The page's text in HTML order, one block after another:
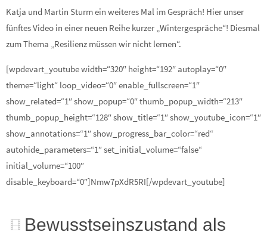
Katja und Martin Sturm ein weiteres Mal im Gespräch! Hier unser
fünftes Video in einer neuen Reihe kurzer „Wintergespräche“! Diesmal
zum Thema „Resilienz müssen wir nicht lernen“.
[wpdevart_youtube width=“320″ height=“192″ autoplay=“0″
theme=“light“ loop_video=“0″ enable_fullscreen=“1″
show_related=“1″ show_popup=“0″ thumb_popup_width=“213″
thumb_popup_height=“128″ show_title=“1″ show_youtube_icon=“1″
show_annotations=“1″ show_progress_bar_color=“red“
autohide_parameters=“1″ set_initial_volume=“false“
initial_volume=“100″
disable_keyboard=“0″]Nmw7pXdR5RI[/wpdevart_youtube]
Bewusstseinszustand als